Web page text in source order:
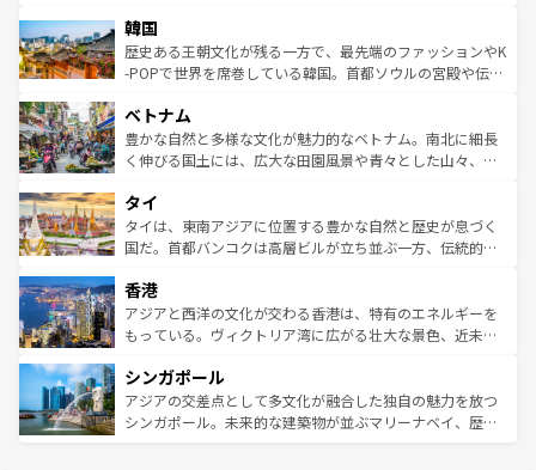
ワイを、存分に味わってほしい。 なお、新着のハワイ情報
はコンテンツ一覧を参照してほしい。
いる。アクティビティも充実しており、サーフィンやダイ
ビング、ハイキングなど、アウトドア好きにはたまらな
い。オーストラリアの多彩な魅力を存分に味わいつくそ
参照してほしい。
ン）、静ひつな山岳地帯である台湾東部など、都市の喧騒
と山間の静けさが共存しており、訪れる人に新しい発見と
驚きをもたらしてくれる。また、奥深い台湾の食文化も魅
容にもいいと評判のスイーツなど、バラエティ豊かな料理
が味わえる。 なお、新着の台湾情報は コンテンツ一覧を参
照してほしい。
韓国
歴史ある王朝文化が残る一方で、最先端のファッションやK
-POPで世界を席巻している韓国。首都ソウルの宮殿や伝統
き、地方に足を延ばせば四季折々の自然美を楽しむことが
できる。そして、キムチや焼肉、絶品のストリートフード
まで、さまざまな韓国料理が待っている。夜には、韓国な
リティに包まれながら、韓国の多彩な魅力を心ゆくまで味
わってみてほしい。 なお、新着の韓国情報はコンテンツ一
覧を参照してほしい。
ベトナム
豊かな自然と多様な文化が魅力的なベトナム。南北に細長
く伸びる国土には、広大な田園風景や青々とした山々、世
急速な発展と共に伝統が息づく。ハノイの古い町並みやホ
ーチミン市のフランス統治時代の建物も、独特の雰囲気を
醸し出している。また、バラエティの豊かさとおいしさで
とつ。フォーやバインミー、ベトナムコーヒーなどは、ぜ
ひ現地で味わいたい。どの地域を訪れてもあたたかい人々
が旅行者を迎えてくれるので、きっと忘れられない旅にな
参照してほしい。
タイ
タイは、東南アジアに位置する豊かな自然と歴史が息づく
国だ。首都バンコクは高層ビルが立ち並ぶ一方、伝統的な
の活気が交差している。北部ではチェンマイなどの山岳地
帯で自然と触れ合い、南部ではプーケットやクラビの美し
いビーチでリゾート気分を楽しむことができる。タイ料理
激する。気候は一年中温暖で、どの季節にも異なる楽しみ
が待っている。親しみやすいタイの人々、仏教を中心とし
た文化、そして多様な観光資源が、訪れる旅人を魅了し続
香港
アジアと西洋の文化が交わる香港は、特有のエネルギーを
もっている。ヴィクトリア湾に広がる壮大な景色、近未来
み、どこを訪れても感動するはず。観光スポットが密集し
ており、効率よく見どころを回れるのも魅力。息をのむよ
うな絶景から文化的な体験まで、香港を存分に楽しみ尽く
シンガポール
アジアの交差点として多文化が融合した独自の魅力を放つ
シンガポール。未来的な建築物が並ぶマリーナベイ、歴史